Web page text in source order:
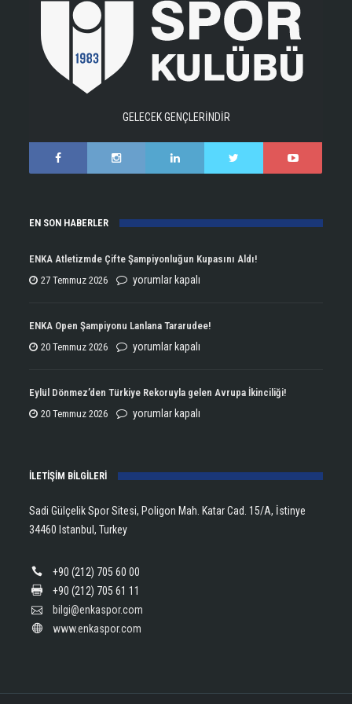
GELECEK GENÇLERİNDİR
EN SON HABERLER
ENKA Atletizmde Çifte Şampiyonluğun Kupasını Aldı!
27 Temmuz 2026
ENKA
Çifte
Şampiyonluğun
yorumlar kapalı
ENKA Open Şampiyonu Lanlana Tararudee!
20 Temmuz 2026
ENKA
Şampiyonu
Lanlana
yorumlar kapalı
Eylül Dönmez’den Türkiye Rekoruyla gelen Avrupa İkinciliği!
20 Temmuz 2026
Eylül
Rekoruyla
Avrupa
yorumlar kapalı
İLETİŞİM BİLGİLERİ
Sadi Gülçelik Spor Sitesi, Poligon Mah. Katar Cad. 15/A, İstinye
34460 Istanbul, Turkey
+90 (212) 705 60 00
+90 (212) 705 61 11
bilgi@enkaspor.com
www.enkaspor.com